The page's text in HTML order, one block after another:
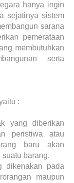
hanya ingin
sejatinya sistem
sarana
pemerataan
membutuhkan
serta
:
yang diberikan
peristiwa atau
baru akan
barang.
dikenakan pada
maupun